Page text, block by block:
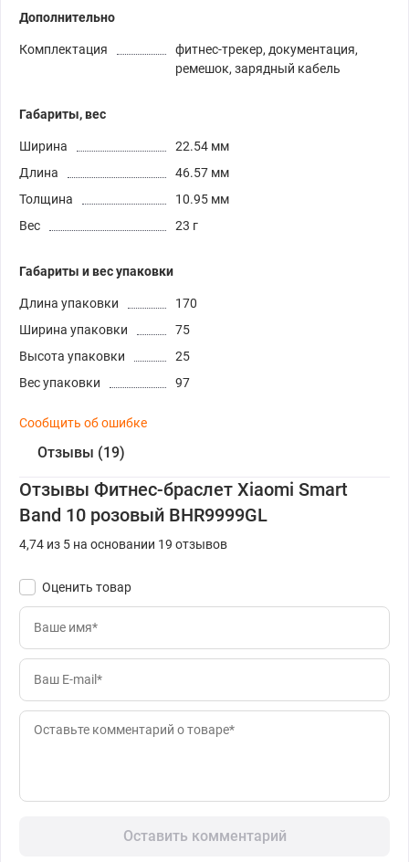
Дополнительно
Комплектация
фитнес-трекер, документация,
ремешок, зарядный кабель
Габариты, вес
Ширина
22.54 мм
Длина
46.57 мм
Толщина
10.95 мм
Вес
23 г
Габариты и вес упаковки
Длина упаковки
170
Ширина упаковки
75
Высота упаковки
25
Вес упаковки
97
Сообщить об ошибке
Отзывы (19)
Отзывы Фитнес-браслет Xiaomi Smart
Band 10 розовый BHR9999GL
4,74 из 5 на основании 19 отзывов
Оценить товар
Оставить комментарий